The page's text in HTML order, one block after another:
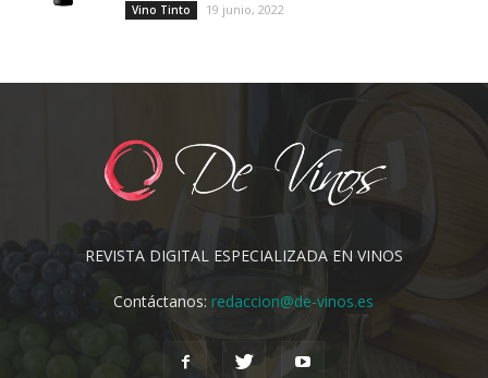
Vino Tinto 19 junio, 2022
REVISTA DIGITAL ESPECIALIZADA EN VINOS
Contáctanos:redaccion@de-vinos.es